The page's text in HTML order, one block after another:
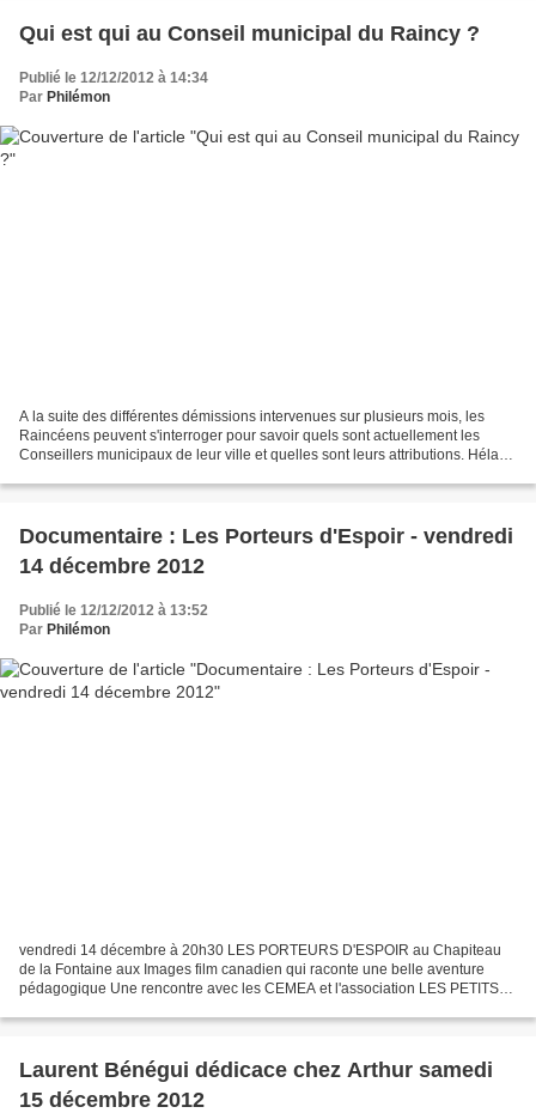
Qui est qui au Conseil municipal du Raincy ?
Publié le 12/12/2012 à 14:34
Par Philémon
A la suite des différentes démissions intervenues sur plusieurs mois, les
Raincéens peuvent s'interroger pour savoir quels sont actuellement les
Conseillers municipaux de leur ville et quelles sont leurs attributions. Hélas,
Documentaire : Les Porteurs d'Espoir - vendredi
14 décembre 2012
Publié le 12/12/2012 à 13:52
Par Philémon
vendredi 14 décembre à 20h30 LES PORTEURS D'ESPOIR au Chapiteau
de la Fontaine aux Images film canadien qui raconte une belle aventure
pédagogique Une rencontre avec les CEMEA et l'association LES PETITS
Laurent Bénégui dédicace chez Arthur samedi
15 décembre 2012